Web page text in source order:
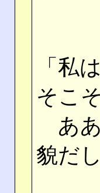
「私
そこ
あ
貌だし